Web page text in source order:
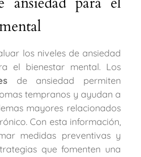
los niveles de ansiedad
el bienestar mental. Los
de ansiedad permiten
tempranos y ayudan a
mayores relacionados
Con esta información,
medidas preventivas y
que fomenten una